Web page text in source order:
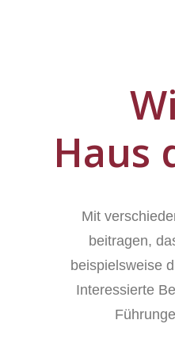
Haus
Mit
beitragen,
beispielsweise
Interessierte